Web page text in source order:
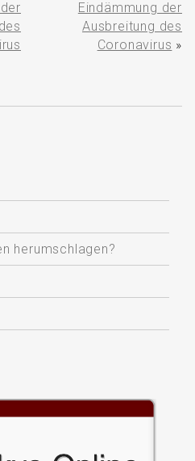
Eindämmung der
Ausbreitung des
Coronavirus »
herumschlagen?